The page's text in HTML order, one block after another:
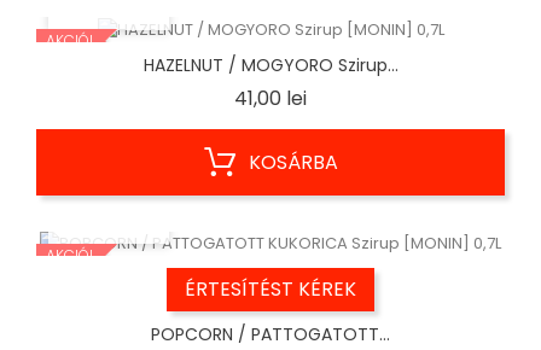
AKCIÓ!
HAZELNUT / MOGYORO Szirup...
41,00 leiÁr
KOSÁRBA
AKCIÓ!
ÉRTESÍTÉST KÉREK
POPCORN / PATTOGATOTT...